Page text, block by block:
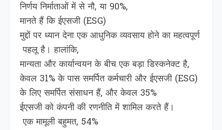
निर्णय निर्माताओं में से नौ, या 90%,
मानते हैं कि ईएसजी (ESG)
मुद्दों पर ध्यान देना एक आधुनिक व्यवसाय होने का महत्वपूर्ण
पहलू है। हालांकि,
मान्यता और कार्यान्‍वयन के बीच एक बड़ा डिस्कनेक्ट है,
केवल 31% के पास समर्पित कर्मचारी और ईएसजी (ESG)
के लिए समर्पित संसाधन हैं, और केवल 35%
ईएसजी को कंपनी की रणनीति में शामिल करते हैं।
एक मामूली बहुमत, 54%